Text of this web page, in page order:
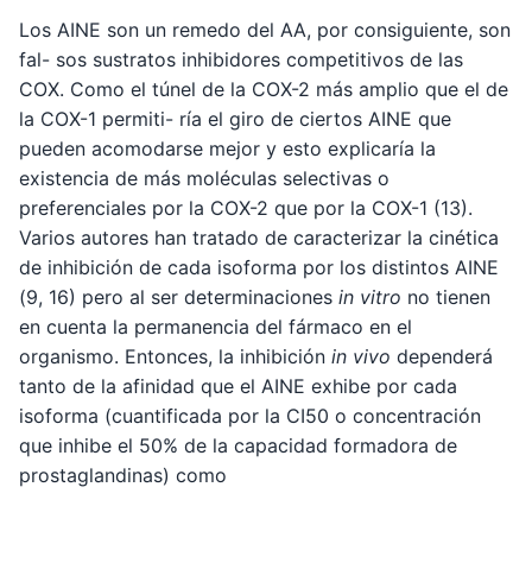
Los AINE son un remedo del AA, por consiguiente, son
fal- sos sustratos inhibidores competitivos de las
COX. Como el túnel de la COX-2 más amplio que el de
la COX-1 permiti- ría el giro de ciertos AINE que
pueden acomodarse mejor y esto explicaría la
existencia de más moléculas selectivas o
preferenciales por la COX-2 que por la COX-1 (13).
Varios autores han tratado de caracterizar la cinética
de inhibición de cada isoforma por los distintos AINE
(9, 16) pero al ser determinaciones in vitro no tienen
en cuenta la permanencia del fármaco en el
organismo. Entonces, la inhibición in vivo dependerá
tanto de la afinidad que el AINE exhibe por cada
isoforma (cuantificada por la CI50 o concentración
que inhibe el 50% de la capacidad formadora de
prostaglandinas) como